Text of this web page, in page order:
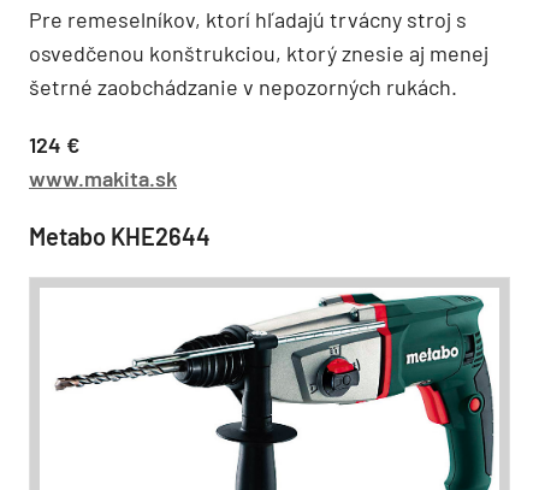
Pre remeselníkov, ktorí hľadajú trvácny stroj s
osvedčenou konštrukciou, ktorý znesie aj menej
šetrné zaobchádzanie v nepozorných rukách.
124 €
www.makita.sk
Metabo KHE2644